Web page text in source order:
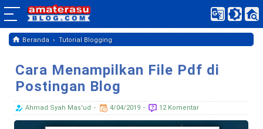
Beranda › Tutorial Blogging
Cara Menampilkan File Pdf di
Postingan Blog
Ahmad Syah Mas'ud 4/04/2019 12 Komentar